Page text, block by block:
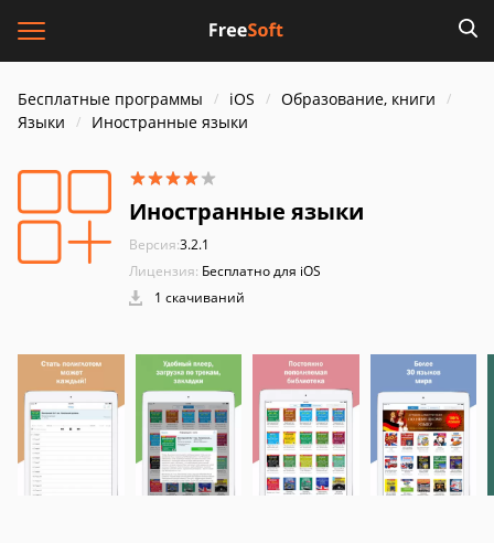
Бесплатные программы iOS
Образование, книги
Языки
Иностранные языки
Иностранные языки
Версия:3.2.1
Лицензия: Бесплатно для iOS
1 скачиваний